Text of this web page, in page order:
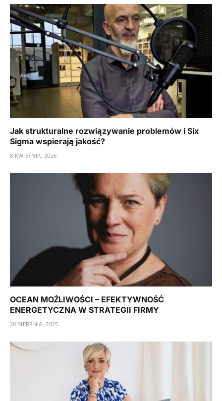
Jak strukturalne rozwiązywanie problemów i Six
Sigma wspierają jakość?
8 KWIETNIA, 2026
OCEAN MOŻLIWOŚCI – EFEKTYWNOŚĆ
ENERGETYCZNA W STRATEGII FIRMY
20 SIERPNIA, 2025